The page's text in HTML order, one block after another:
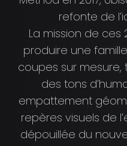
refonte de
La mission de
produire une
coupes sur
des tons
empattement
repères visuels de
dépouillée du